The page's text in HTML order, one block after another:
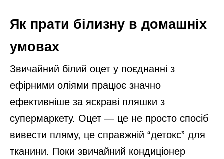
Як прати білизну в домашніх
умовах
Звичайний білий оцет у поєднанні з
ефірними оліями працює значно
ефективніше за яскраві пляшки з
супермаркету. Оцет — це не просто спосіб
вивести пляму, це справжній “детокс” для
тканини. Поки звичайний кондиціонер